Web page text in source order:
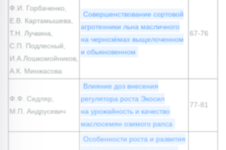
Ф.И. Горбаченко,
Е.В. Картамышева,
Т.Н. Лучкина,
С.П. Подлесный,
И.А.Лошкомойников,
А.К. Минжасова
Совершенствование сортовой
агротехники льна масличного
на чернозѐмах выщелоченном
и обыкновенном
67-76
Ф.Ф. Седляр,
М.П. Андрусевич
Влияние доз внесения
регулятора роста Экосил
на урожайность и качество
маслосемян озимого рапса
77-81
Особенности роста и развития